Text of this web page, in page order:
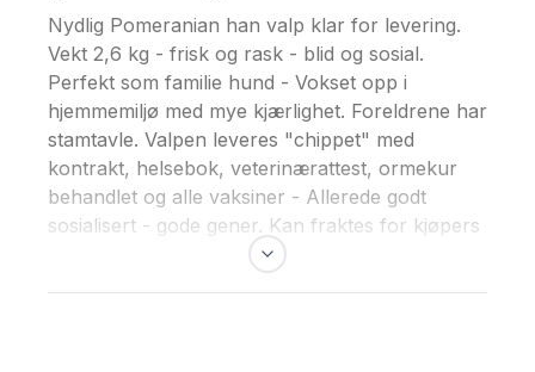
Nydlig Pomeranian han valp klar for levering.
Vekt 2,6 kg - frisk og rask - blid og sosial.
Perfekt som familie hund - Vokset opp i
hjemmemiljø med mye kjærlighet. Foreldrene har
stamtavle. Valpen leveres "chippet" med
kontrakt, helsebok, veterinærattest, ormekur
behandlet og alle vaksiner - Allerede godt
sosialisert - gode gener. Kan fraktes for kjøpers
regning. Sover rolig hele natten uten lyd.